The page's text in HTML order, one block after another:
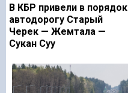
В КБР привели в порядок
автодорогу Старый
Черек — Жемтала —
Сукан Суу